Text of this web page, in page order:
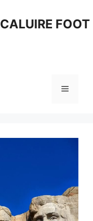
CALUIRE FOOT
Menu